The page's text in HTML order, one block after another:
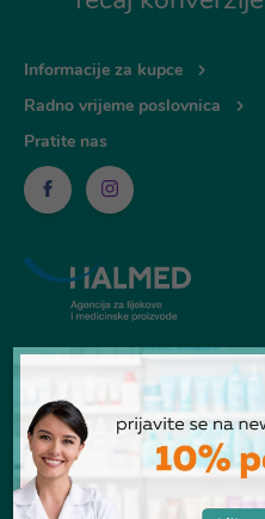
Informacije za kupce
Radno vrijeme poslovnica
Pratite nas
© Ljekarna Talan 2026